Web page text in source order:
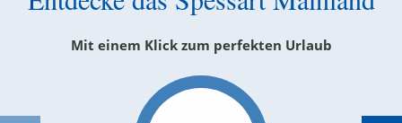
Mit einem Klick zum perfekten Urlaub